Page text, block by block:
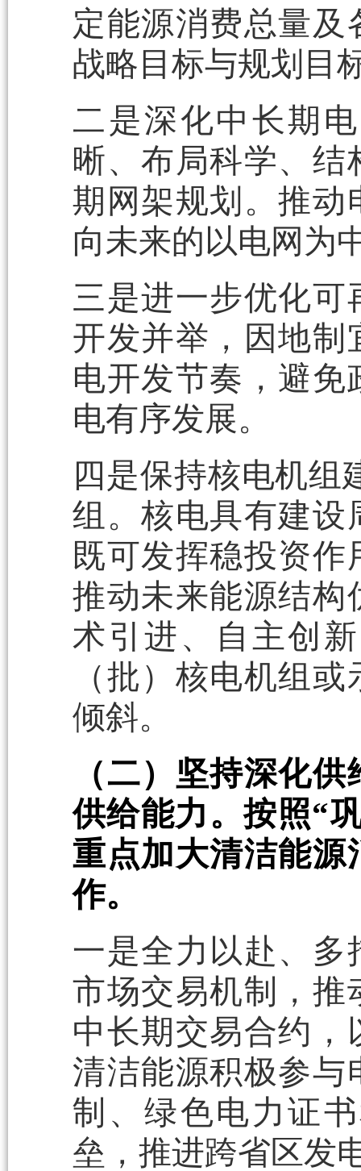
定能源消费总量
战略目标与规划目
二是深化中长期
晰、布局科学、
期网架规划。推动
向未来的以电网为
三是进一步优化
开发并举，因地制
电开发节奏，避
电有序发展。
四是保持核电机组
组。核电具有建设
既可发挥稳投资
推动未来能源结构
术引进、自主创
（批）核电机组
倾斜。
（二）坚持深化
供给能力。按照“
重点加大清洁能源
作。
一是全力以赴、
市场交易机制，推
中长期交易合约
清洁能源积极参与
制、绿色电力证
垒，推进跨省区发